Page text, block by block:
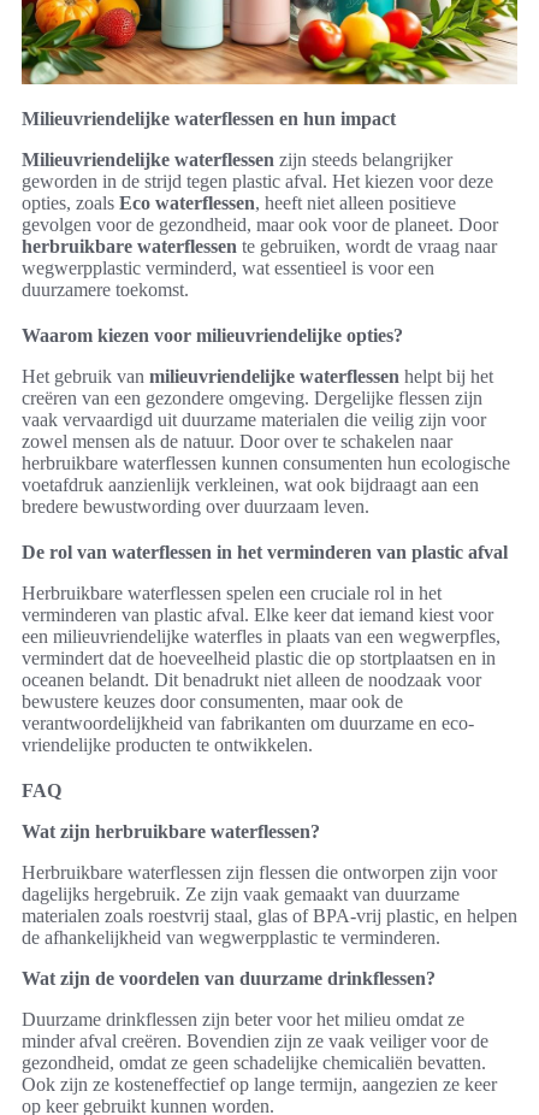
Milieuvriendelijke waterflessen en hun impact
Milieuvriendelijke waterflessen zijn steeds belangrijker
geworden in de strijd tegen plastic afval. Het kiezen voor deze
opties, zoals Eco waterflessen, heeft niet alleen positieve
gevolgen voor de gezondheid, maar ook voor de planeet. Door
herbruikbare waterflessen te gebruiken, wordt de vraag naar
wegwerpplastic verminderd, wat essentieel is voor een
duurzamere toekomst.
Waarom kiezen voor milieuvriendelijke opties?
Het gebruik van milieuvriendelijke waterflessen helpt bij het
creëren van een gezondere omgeving. Dergelijke flessen zijn
vaak vervaardigd uit duurzame materialen die veilig zijn voor
zowel mensen als de natuur. Door over te schakelen naar
herbruikbare waterflessen kunnen consumenten hun ecologische
voetafdruk aanzienlijk verkleinen, wat ook bijdraagt aan een
bredere bewustwording over duurzaam leven.
De rol van waterflessen in het verminderen van plastic afval
Herbruikbare waterflessen spelen een cruciale rol in het
verminderen van plastic afval. Elke keer dat iemand kiest voor
een milieuvriendelijke waterfles in plaats van een wegwerpfles,
vermindert dat de hoeveelheid plastic die op stortplaatsen en in
oceanen belandt. Dit benadrukt niet alleen de noodzaak voor
bewustere keuzes door consumenten, maar ook de
verantwoordelijkheid van fabrikanten om duurzame en eco-
vriendelijke producten te ontwikkelen.
FAQ
Wat zijn herbruikbare waterflessen?
Herbruikbare waterflessen zijn flessen die ontworpen zijn voor
dagelijks hergebruik. Ze zijn vaak gemaakt van duurzame
materialen zoals roestvrij staal, glas of BPA-vrij plastic, en helpen
de afhankelijkheid van wegwerpplastic te verminderen.
Wat zijn de voordelen van duurzame drinkflessen?
Duurzame drinkflessen zijn beter voor het milieu omdat ze
minder afval creëren. Bovendien zijn ze vaak veiliger voor de
gezondheid, omdat ze geen schadelijke chemicaliën bevatten.
Ook zijn ze kosteneffectief op lange termijn, aangezien ze keer
op keer gebruikt kunnen worden.